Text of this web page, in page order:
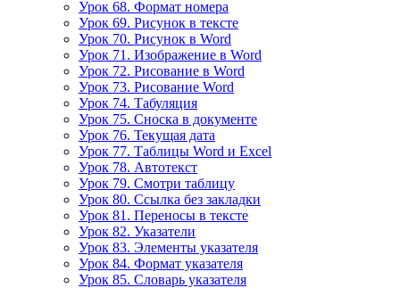
Урок 68. Формат номера
Урок 69. Рисунок в тексте
Урок 70. Рисунок в Word
Урок 71. Изображение в Word
Урок 72. Рисование в Word
Урок 73. Рисование Word
Урок 74. Табуляция
Урок 75. Сноска в документе
Урок 76. Текущая дата
Урок 77. Таблицы Word и Excel
Урок 78. Автотекст
Урок 79. Смотри таблицу
Урок 80. Ссылка без закладки
Урок 81. Переносы в тексте
Урок 82. Указатели
Урок 83. Элементы указателя
Урок 84. Формат указателя
Урок 85. Словарь указателя